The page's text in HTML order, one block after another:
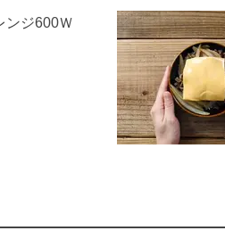
ンジ600Ｗ